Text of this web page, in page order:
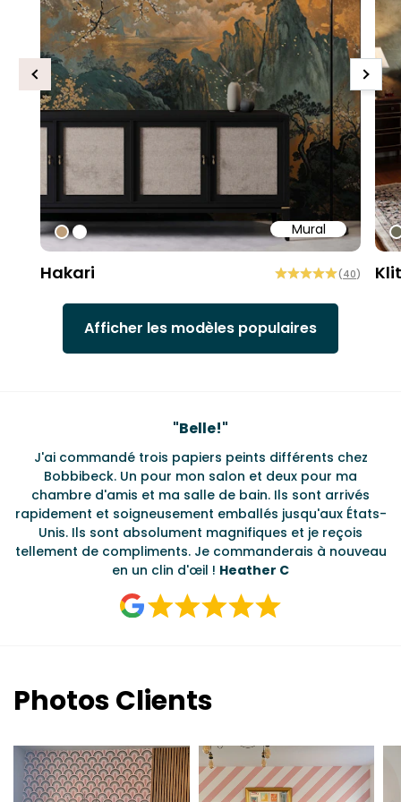
Mural
#bd9e7a
#ffffff
Hakari (40)
Previous Next
Afficher les modèles populaires
"Belle!"
J'ai commandé trois papiers peints différents chez
Bobbibeck. Un pour mon salon et deux pour ma
chambre d'amis et ma salle de bain. Ils sont arrivés
rapidement et soigneusement emballés jusqu'aux États-
Unis. Ils sont absolument magnifiques et je reçois
tellement de compliments. Je commanderais à nouveau
en un clin d'œil ! Heather C
Photos Clients